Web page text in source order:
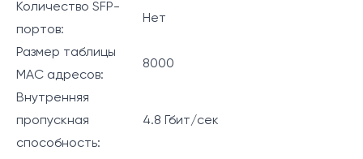
Количество SFP-
портов:
Нет
Размер таблицы
МАС адресов:
8000
Внутренняя
пропускная
способность:
4.8 Гбит/сек